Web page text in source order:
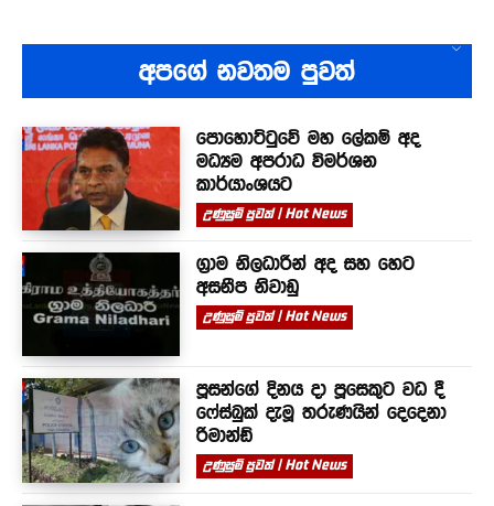
අපගේ නවතම පුවත්
පොහොට්ටුවේ මහ ලේකම් අද
මධ්‍යම අපරාධ විමර්ශන
කාර්යාංශයට
උණුසුම් පුවත් | Hot News
ග්‍රාම නිලධාරීන් අද සහ හෙට
අසනීප නිවාඩු
උණුසුම් පුවත් | Hot News
පූසන්ගේ දිනය දා පූසෙකුට වධ දී
ෆේස්බුක් දැමූ තරුණයින් දෙදෙනා
රිමාන්ඩ්
උණුසුම් පුවත් | Hot News